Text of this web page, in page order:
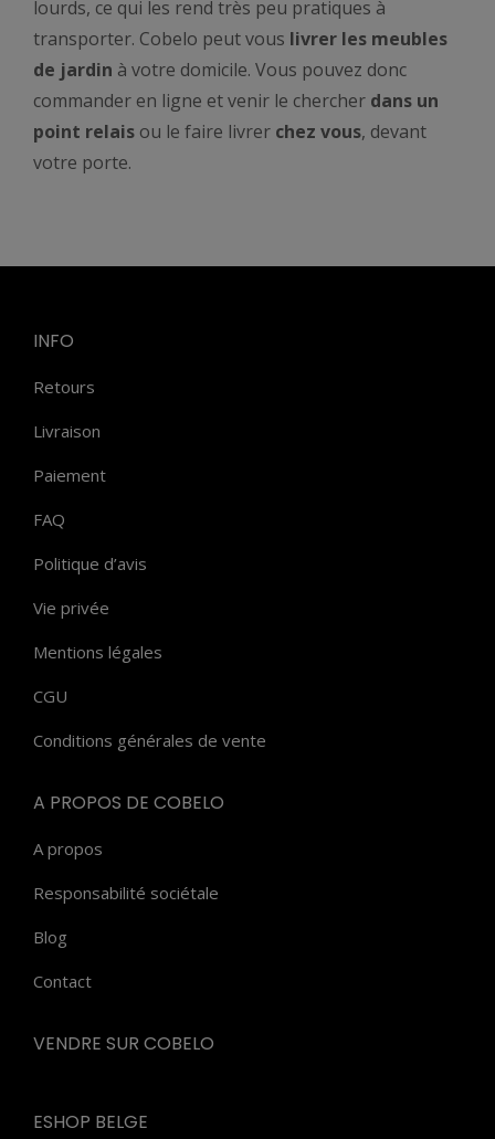
lourds, ce qui les rend très peu pratiques à
transporter. Cobelo peut vous livrer les meubles
de jardin à votre domicile. Vous pouvez donc
commander en ligne et venir le chercher dans un
point relais ou le faire livrer chez vous, devant
votre porte.
INFO
Retours
Livraison
Paiement
FAQ
Politique d’avis
Vie privée
Mentions légales
CGU
Conditions générales de vente
A PROPOS DE COBELO
A propos
Responsabilité sociétale
Blog
Contact
VENDRE SUR COBELO
ESHOP BELGE